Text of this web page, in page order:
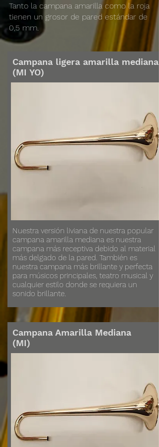
Tanto la campana amarilla como la roja
tienen un grosor de pared estándar de
0,5 mm.
Campana ligera amarilla mediana
(MI YO)
Nuestra versión liviana de nuestra popular
campana amarilla mediana es nuestra
campana más receptiva debido al material
más delgado de la pared. También es
nuestra campana más brillante y perfecta
para músicos principales, teatro musical y
cualquier estilo donde se requiera un
sonido brillante.
Campana Amarilla Mediana
(MI)